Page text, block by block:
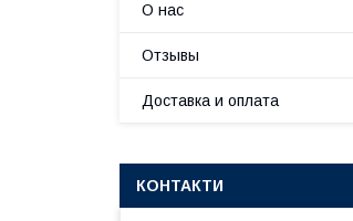
О нас
Отзывы
Доставка и оплата
КОНТАКТИ